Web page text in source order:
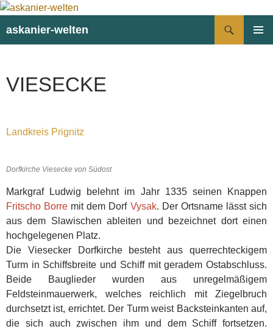
askanier-welten
VIESECKE
Landkreis Prignitz
Dorfkirche Viesecke von Südost
Markgraf Ludwig belehnt im Jahr 1335 seinen Knappen
Fritscho Borre mit dem Dorf Vysak. Der Ortsname lässt sich
aus dem Slawischen ableiten und bezeichnet dort einen
hochgelegenen Platz.
Die Viesecker Dorfkirche besteht aus querrechteckigem
Turm in Schiffsbreite und Schiff mit geradem Ostabschluss.
Beide Bauglieder wurden aus unregelmäßigem
Feldsteinmauerwerk, welches reichlich mit Ziegelbruch
durchsetzt ist, errichtet. Der Turm weist Backsteinkanten auf,
die sich auch zwischen ihm und dem Schiff fortsetzen.